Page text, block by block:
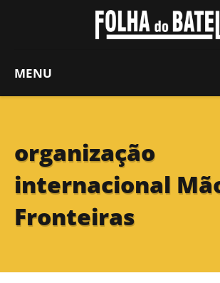
MENU
organização
internacional
Fronteiras